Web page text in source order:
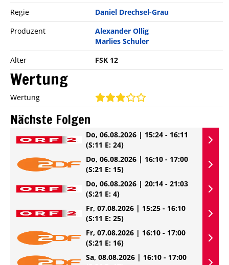
Regie
Daniel Drechsel-Grau
Produzent
Alexander Ollig
Marlies Schuler
Alter
FSK 12
Wertung
Wertung
Nächste Folgen
Do, 06.08.2026 | 15:24 - 16:11
(S:11 E: 24)
Do, 06.08.2026 | 16:10 - 17:00
(S:21 E: 15)
Do, 06.08.2026 | 20:14 - 21:03
(S:21 E: 4)
Fr, 07.08.2026 | 15:25 - 16:10
(S:11 E: 25)
Fr, 07.08.2026 | 16:10 - 17:00
(S:21 E: 16)
Sa, 08.08.2026 | 16:10 - 17:00